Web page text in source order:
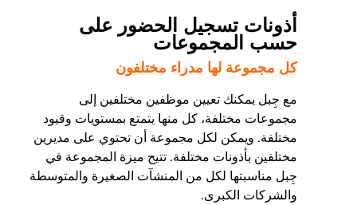
أذونات تسجيل الحضور على
حسب المجموعات
كل مجموعة لها مدراء مختلفون
مع جِبل يمكنك تعيين موظفين مختلفين إلى
مجموعات مختلفة، كل منها يتمتع بمستويات وقيود
مختلفة. ويمكن لكل مجموعة أن تحتوي على مديرين
مختلفين بأذونات مختلفة. تتيح ميزة المجموعة في
جِبل مناسبتها لكل من المنشآت الصغيرة والمتوسطة
والشركات الكبرى.